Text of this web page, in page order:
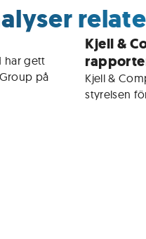
har gett
på
Kjell &
Kjell &
styrelsen